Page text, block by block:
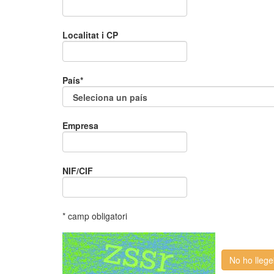
Localitat i CP
País*
Empresa
NIF/CIF
* camp obligatori
No ho